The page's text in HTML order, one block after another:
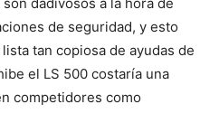
de seguridad, y esto
tan copiosa de ayudas de
el LS 500 costaría una
competidores como